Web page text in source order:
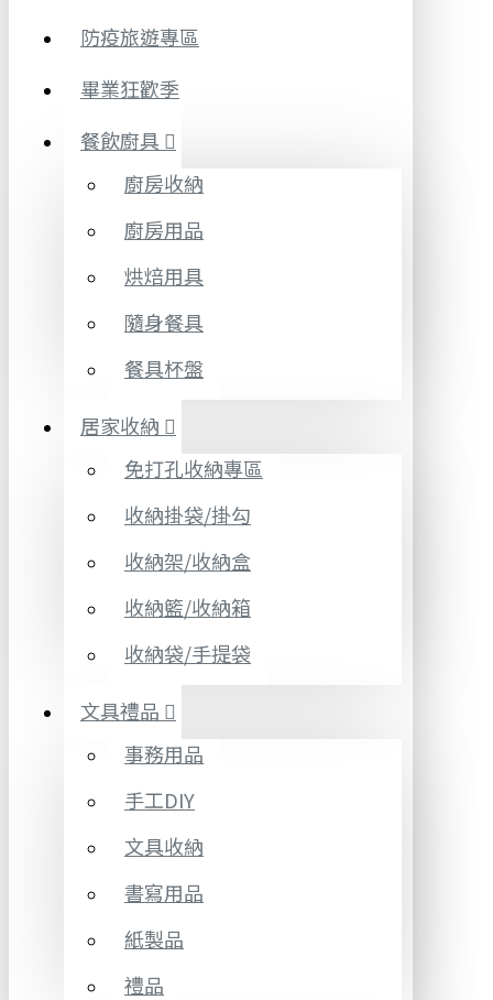
防疫旅遊專區
畢業狂歡季
餐飲廚具
廚房收納
廚房用品
烘焙用具
隨身餐具
餐具杯盤
居家收納
免打孔收納專區
收納掛袋/掛勾
收納架/收納盒
收納籃/收納箱
收納袋/手提袋
文具禮品
事務用品
手工DIY
文具收納
書寫用品
紙製品
禮品